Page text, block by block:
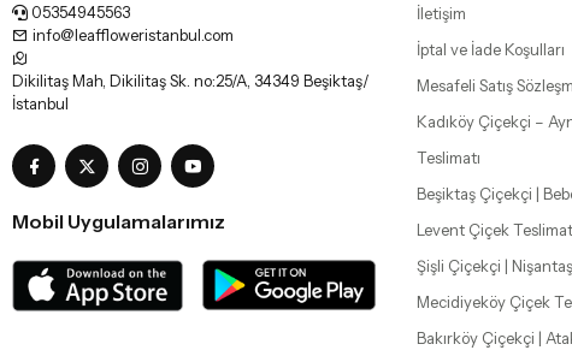
05354945563
info@leaffloweristanbul.com
Dikilitaş Mah, Dikilitaş Sk. no:25/A, 34349 Beşiktaş/
İstanbul
Mobil Uygulamalarımız
İletişim
İptal ve İade Koşulları
Mesafeli Satış
Kadıköy Çiçekçi –
Teslimatı
Beşiktaş Çiçekçi |
Levent Çiçek
Şişli Çiçekçi |
Mecidiyeköy Çiçek
Bakırköy Çiçekçi |